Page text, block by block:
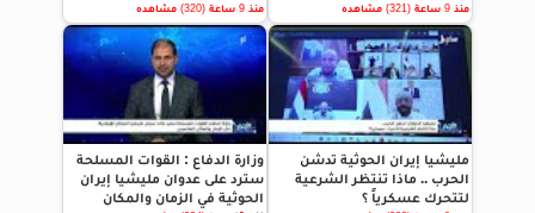
منذ 9 ساعة (321) مشاهده منذ 9 ساعة (320) مشاهده
مليشيا إيران الحوثية تدشن
الحرب .. ماذا تنتظر الشرعية
لتتحرك عسكرياً ؟
وزارة الدفاع : القوات المسلحة
سترد على عدوان مليشيا إيران
الحوثية في الزمان والمكان